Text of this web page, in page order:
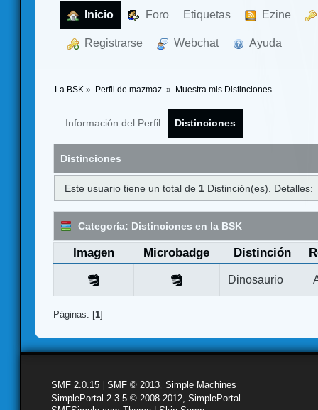
Inicio Foro Etiquetas Ezine
Registrarse Webchat Ayuda
La BSK » Perfil de mazmaz » Muestra mis Distinciones
Información del Perfil Distinciones
Distinciones
Este usuario tiene un total de 1 Distinción(es). Detalles:
Categoría: Distinciones en la BSK
Imagen Microbadge Distinción
Dinosaurio
Páginas: [1]
SMF 2.0.15 SMF © 2013 Simple Machines
SimplePortal 2.3.5 © 2008-2012, SimplePortal